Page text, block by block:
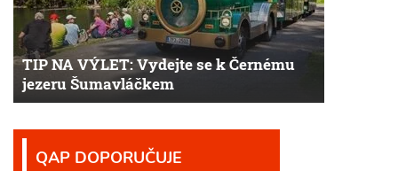
TIP NA VÝLET: Vydejte se k Černému
jezeru Šumavláčkem
QAP DOPORUČUJE